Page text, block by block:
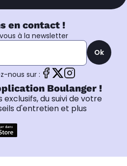
en contact !
à la newsletter
Ok
nous sur :
Boulanger !
du suivi de votre
d'entretien et plus